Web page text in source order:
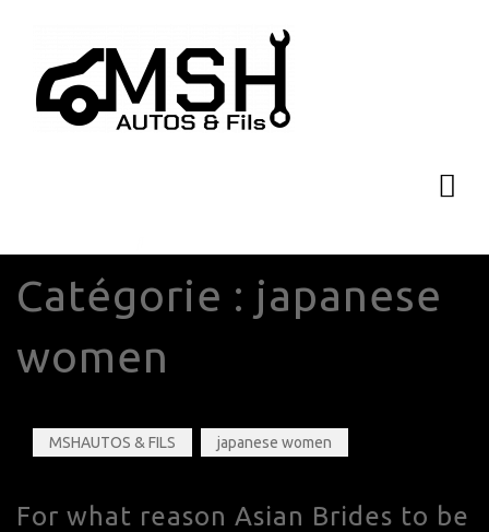
Catégorie : japanese
women
MSHAUTOS & FILS japanese women
For what reason Asian Brides to be